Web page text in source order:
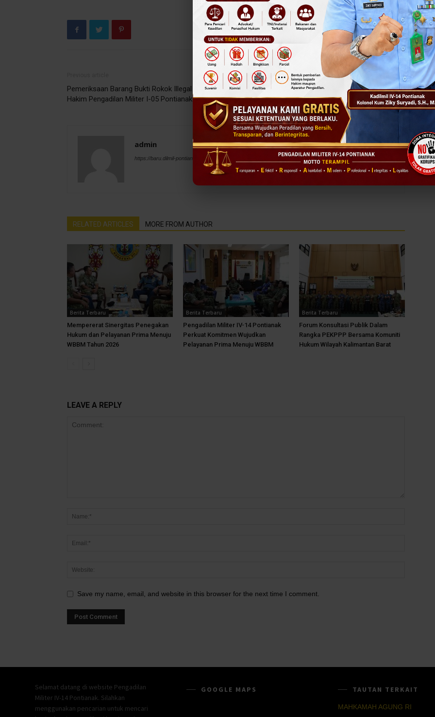
Pemeriksaan Barang Bukti Rokok Illegal Oleh
Hakim Pengadilan Militer I-05 Pontianak.
Next article
Pelaksanaan Upacara Bulanan 17 Desember 2025
admin
https://baru.dilmil-pontianak.go.id
RELATED ARTICLES MORE FROM AUTHOR
Berita Terbaru
Mempererat Sinergitas Penegakan
Hukum dan Pelayanan Prima Menuju
WBBM Tahun 2026
Berita Terbaru
Pengadilan Militer IV-14 Pontianak
Perkuat Komitmen Wujudkan
Pelayanan Prima Menuju WBBM
Berita Terbaru
Forum Konsultasi Publik Dalam
Rangka PEKPPP Bersama Komuniti
Hukum Wilayah Kalimantan Barat
LEAVE A REPLY
Save my name, email, and website in this browser for the next time I comment.
Selamat datang di website Pengadilan
Militer IV-14 Pontianak. Silahkan
menggunakan pencarian untuk mencari
GOOGLE MAPS TAUTAN TERKAIT
MAHKAMAH AGUNG RI